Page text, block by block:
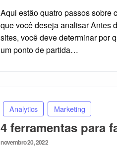
Aqui estão quatro passos sobre
que você deseja analisar Antes
sites, você deve determinar por
um ponto de partida…
Analytics Marketing
4 ferramentas para
Posted
novembro 20, 2022